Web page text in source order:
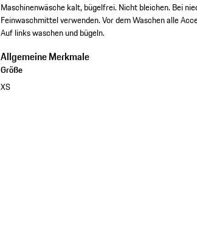
Maschinenwäsche kalt, bügelfrei. Nicht bleichen. Bei
Feinwaschmittel verwenden. Vor dem Waschen alle
Auf links waschen und bügeln.
Allgemeine Merkmale
Größe
XS